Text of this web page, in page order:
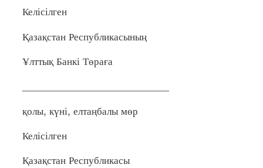
Келісілген
Қазақстан Республикасының
Ұлттық Банкі Төраға
қолы, күні, елтаңбалы мөр
Келісілген
Қазақстан Республикасы